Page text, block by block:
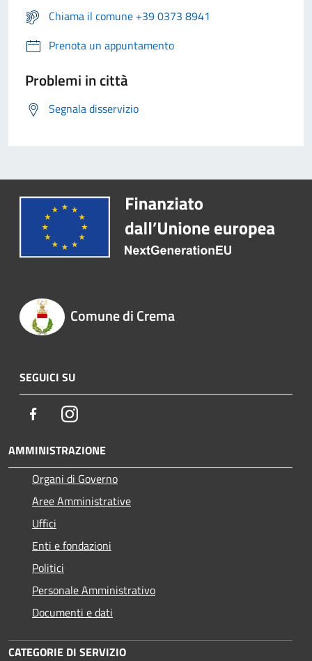
Chiama il comune +39 0373 8941
Prenota un appuntamento
Problemi in città
Segnala disservizio
Comune di Crema
SEGUICI SU
FacebookInstagram
AMMINISTRAZIONE
Organi di Governo
Aree Amministrative
Uffici
Enti e fondazioni
Politici
Personale Amministrativo
Documenti e dati
CATEGORIE DI SERVIZIO